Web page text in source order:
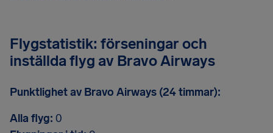
Flygstatistik: förseningar och
inställda flyg av Bravo Airways
Punktlighet av Bravo Airways (24 timmar):
Alla flyg: 0